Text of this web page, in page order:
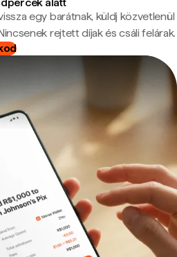
egy barátnak, küldj közvetlenül
rejtett díjak és csáli felárak.